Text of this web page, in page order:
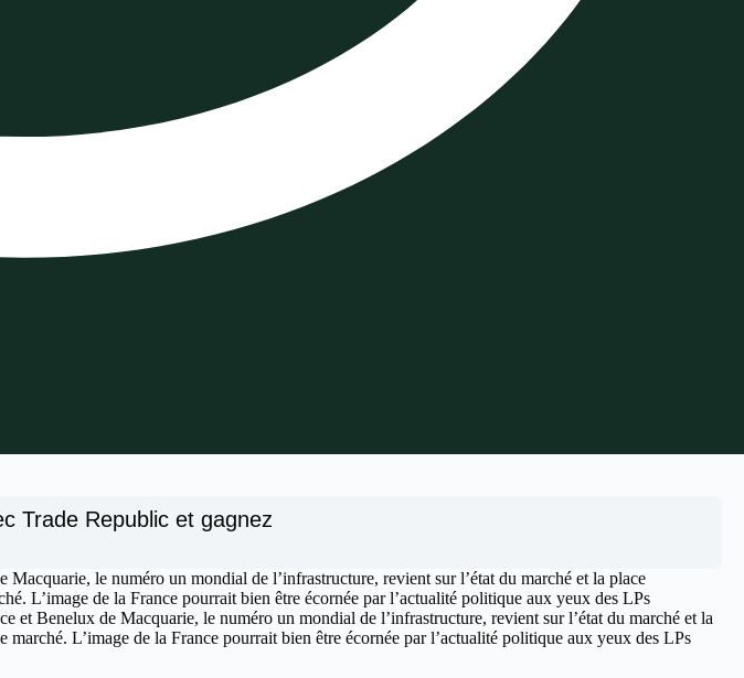
Trade Republic et gagnez
Macquarie, le numéro un mondial de l’infrastructure, revient sur l’état du marché et la place
L’image de la France pourrait bien être écornée par l’actualité politique aux yeux des LPs
et Benelux de Macquarie, le numéro un mondial de l’infrastructure, revient sur l’état du marché et la
marché. L’image de la France pourrait bien être écornée par l’actualité politique aux yeux des LPs